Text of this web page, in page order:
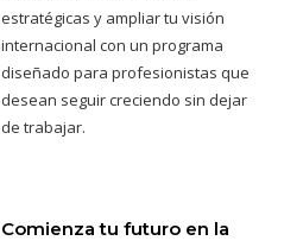
estratégicas y ampliar tu visión
internacional con un programa
diseñado para profesionistas que
desean seguir creciendo sin dejar
de trabajar.
Comienza tu futuro en la